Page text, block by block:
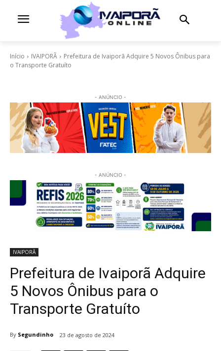
Início IVAIPORÃ
Prefeitura de Ivaiporã Adquire 5 Novos Ônibus para
o Transporte Gratuíto
- ANÚNCIO -
- ANÚNCIO -
IVAIPORÃ
Prefeitura de Ivaiporã Adquire
5 Novos Ônibus para o
Transporte Gratuíto
By Segundinho 23 de agosto de 2024